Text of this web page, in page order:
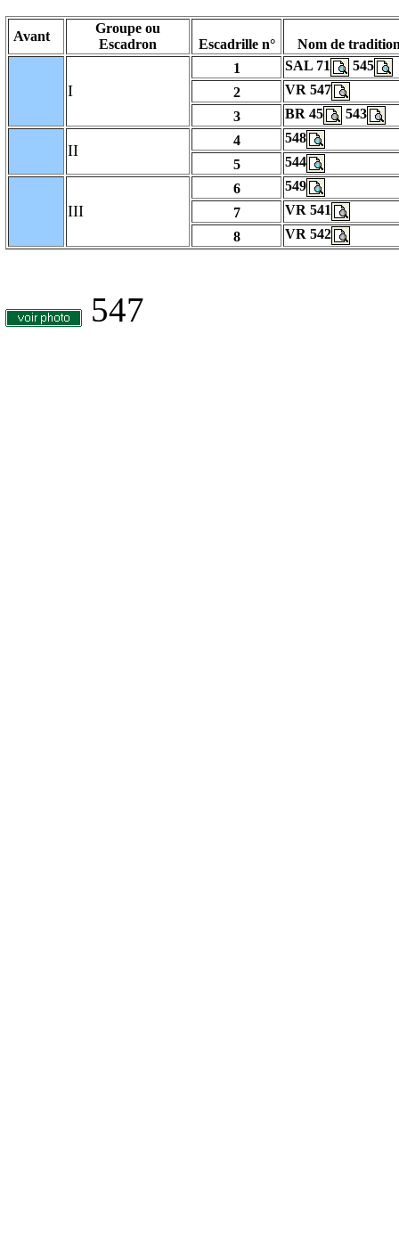
Avant
Groupe ou
Escadron
Escadrille n° Nom de
I
1 SAL 71
545
2
VR 547
3
BR 45 543
II
4
548
5
544
III
6
549
7
VR 541
8
VR 542
547